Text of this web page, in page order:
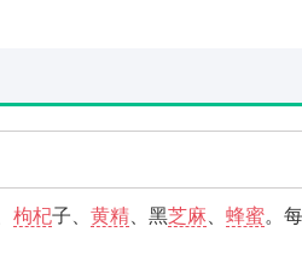
枸杞子、 黄精、黑芝麻 蜂蜜。